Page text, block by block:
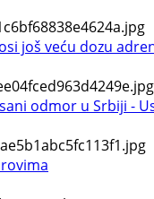
još veću dozu
odmor u Srbiji -